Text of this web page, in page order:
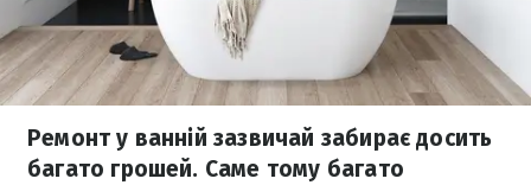
Ремонт у ванній зазвичай забирає досить
багато грошей. Саме тому багато